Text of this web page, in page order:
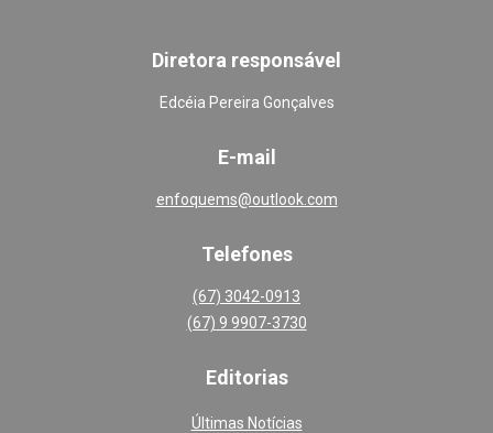
Diretora responsável
Edcéia Pereira Gonçalves
E-mail
enfoquems@outlook.com
Telefones
(67) 3042-0913
(67) 9 9907-3730
Editorias
Últimas Notícias